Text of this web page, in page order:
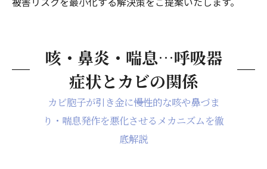
咳・鼻炎・喘息…呼吸器
症状とカビの関係
カビ胞子が引き金に――慢性的な咳や鼻づま
り・喘息発作を悪化させるメカニズムを徹
底解説